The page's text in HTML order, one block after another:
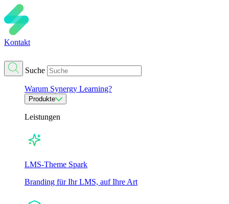
Kontakt
Suche
Warum Synergy Learning?
Produkte
Leistungen
LMS-Theme Spark
Branding für Ihr LMS, auf Ihre Art